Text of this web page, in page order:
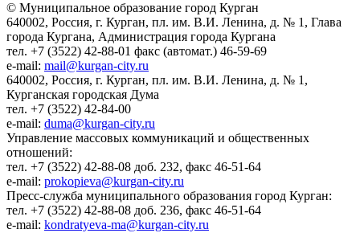
© Муниципальное образование город Курган
640002, Россия, г. Курган, пл. им. В.И. Ленина, д. № 1, Глава
города Кургана, Администрация города Кургана
тел. +7 (3522) 42-88-01 факс (автомат.) 46-59-69
e-mail: mail@kurgan-city.ru
640002, Россия, г. Курган, пл. им. В.И. Ленина, д. № 1,
Курганская городская Дума
тел. +7 (3522) 42-84-00
e-mail: duma@kurgan-city.ru
Управление массовых коммуникаций и общественных
отношений:
тел. +7 (3522) 42-88-08 доб. 232, факс 46-51-64
e-mail: prokopieva@kurgan-city.ru
Пресс-служба муниципального образования город Курган:
тел. +7 (3522) 42-88-08 доб. 236, факс 46-51-64
e-mail: kondratyeva-ma@kurgan-city.ru